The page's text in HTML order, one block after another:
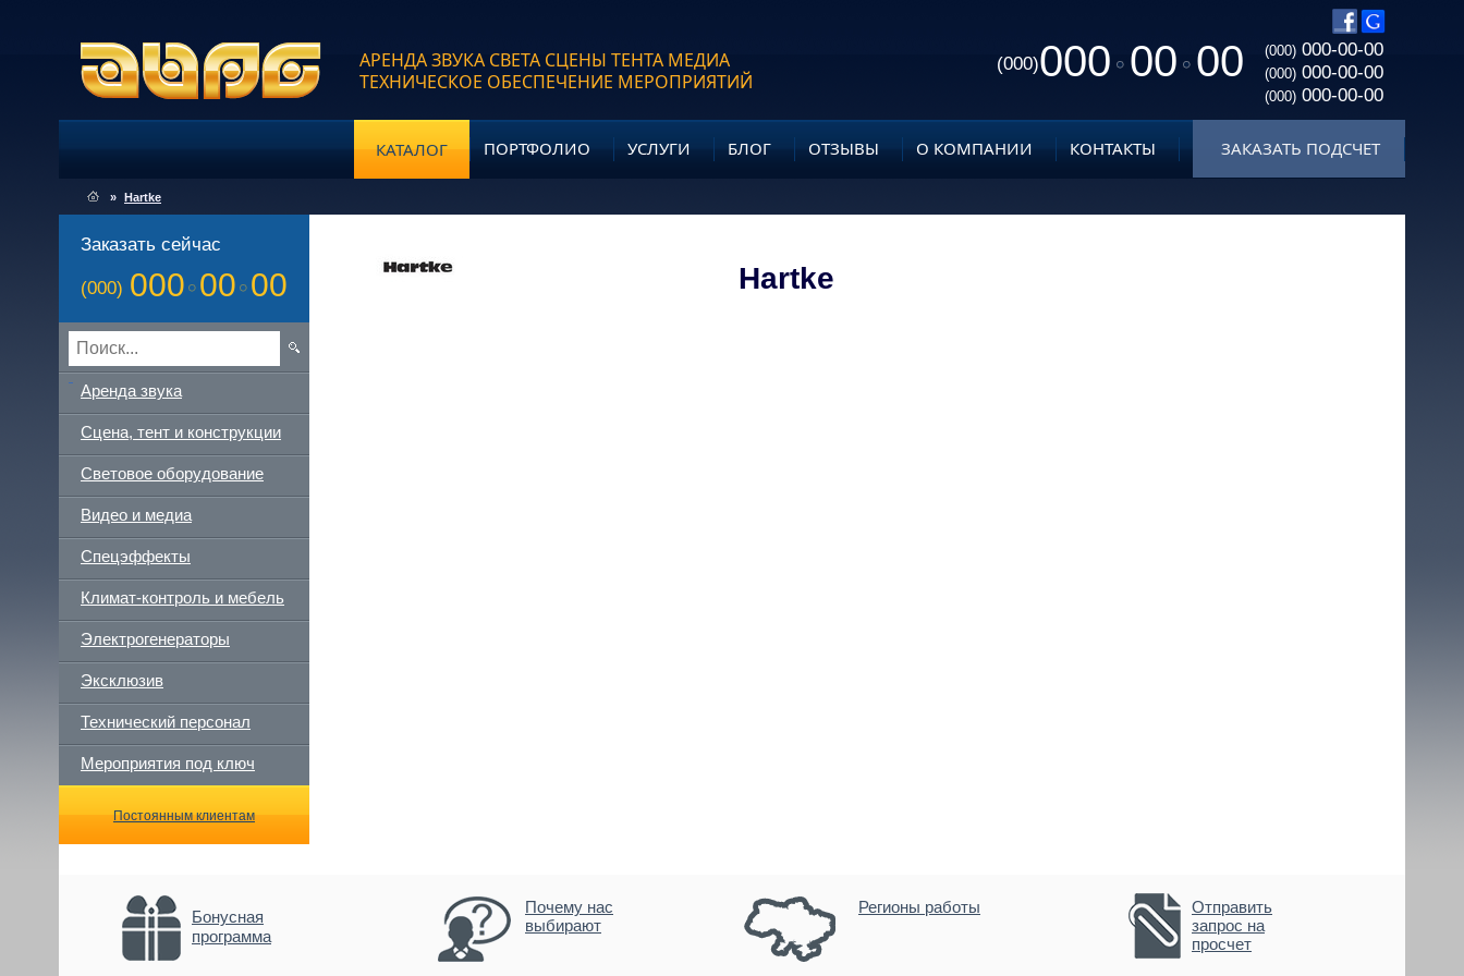
АРЕНДА ЗВУКА СВЕТА СЦЕНЫ ТЕНТА МЕДИА
ТЕХНИЧЕСКОЕ ОБЕСПЕЧЕНИЕ МЕРОПРИЯТИЙ
(000)000 00 00 (000) 000-00-00
(000) 000-00-00
(000) 000-00-00
КАТАЛОГ ПОРТФОЛИО УСЛУГИ БЛОГ ОТЗЫВЫ О КОМПАНИИ КОНТАКТЫ ЗАКАЗАТЬ ПОДСЧЕТ
» Hartke
Заказать сейчас
(000) 000 00 00
Аренда звука
Сцена, тент и конструкции
Световое оборудование
Видео и медиа
Спецэффекты
Климат-контроль и мебель
Электрогенераторы
Эксклюзив
Технический персонал
Мероприятия под ключ
Постоянным клиентам
Hartke
Бонусная
программа
Почему нас
выбирают
Регионы работы
Отправить
запрос на
просчет